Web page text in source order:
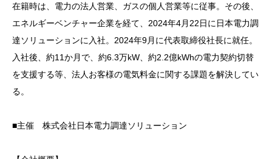
在籍時は、電力の法人営業、ガスの個人営業等に従事。その後、
エネルギーベンチャー企業を経て、2024年4月22日に日本電力調
達ソリューションに入社。2024年9月に代表取締役社長に就任。
入社後、約11か月で、約6.3万kW、約2.2億kWhの電力契約切替
を支援する等、法人お客様の電気料金に関する課題を解決してい
る。
■主催 株式会社日本電力調達ソリューション